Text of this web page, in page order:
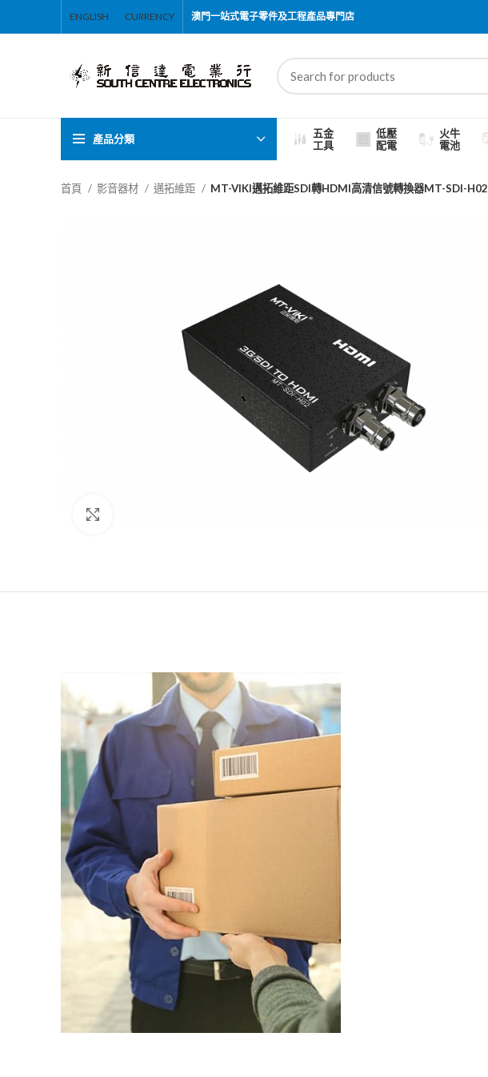
ENGLISH CURRENCY 澳門一站式電子零件及工程產品專門店
產品分類
五金
工具
低壓
配電
火牛
電池
首頁 影音器材 邁拓維距 MT-VIKI邁拓維距SDI轉HDMI高清信號轉換器MT-SDI-H02